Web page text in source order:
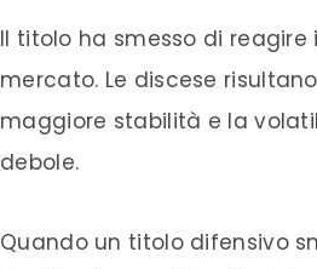
Il titolo ha smesso di
mercato. Le discese
maggiore stabilità e la
debole.
Quando un titolo difensivo